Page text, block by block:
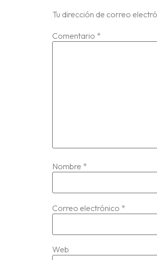
Tu dirección de correo
Comentario *
Nombre *
Correo electrónico *
Web